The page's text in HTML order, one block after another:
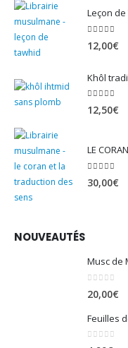
Leçon
12,00€
4.82sur 5
12,50€
30,00€
NOUVEAUTÉS
Musc de
20,00€
Feuilles
0 sur 5